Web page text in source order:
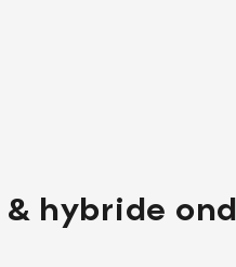
& hybride